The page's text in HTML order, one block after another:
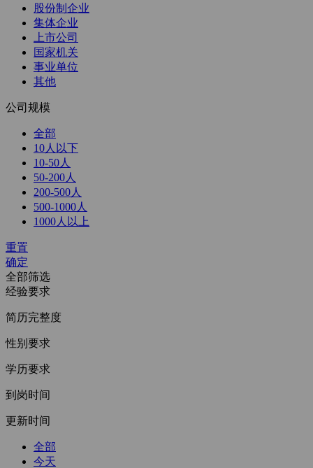
股份制企业
集体企业
上市公司
国家机关
事业单位
其他
公司规模
全部
10人以下
10-50人
50-200人
200-500人
500-1000人
1000人以上
重置
确定
全部筛选
经验要求
简历完整度
性别要求
学历要求
到岗时间
更新时间
全部
今天